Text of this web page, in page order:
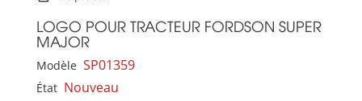
LOGO POUR TRACTEUR FORDSON SUPER
MAJOR
Modèle SP01359
État Nouveau